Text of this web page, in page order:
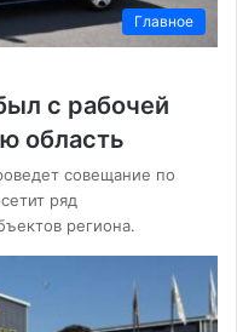
Главное
с рабочей
область
совещание по
ряд
региона.